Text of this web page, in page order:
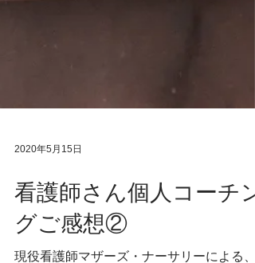
2020年5月15日
看護師さん個人コーチン